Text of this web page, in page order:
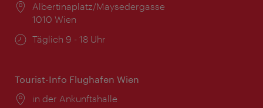
Ort:
Albertinaplatz/Maysedergasse
1010 Wien
Öffnungszeiten:
Täglich 9 - 18 Uhr
Tourist-Info Flughafen Wien
Ort:
in der Ankunftshalle